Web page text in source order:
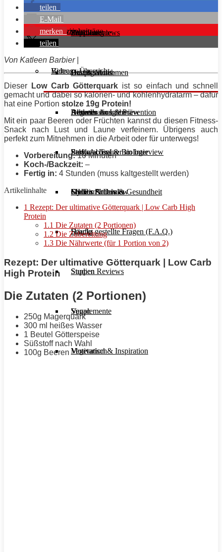
Supplemente
Ernährung
Diät & Abnehmen
Regeneration & Prävention
Stoffwechsel & Biologie
Frauen Fitness & Gesundheit
Häufig gestellte Fragen (F.A.Q.)
Studien Reviews
Supplemente
Motivation & Inspiration
Produktreviews
Buchreviews
Hauptgerichte
Desserts
Salate
Shakes & Drinks
Snacks
Suppen
Vegan
Vegetarisch
Interviews
Athleten im Interview
Personal Trainer im Interview
Gym im Interview
Videos
Magazinbeiträge
Aktuelle Ausgabe
Early Access
MHRx Archiv
Beitrags-Übersicht
teilen
E-Mail
merken
teilen
Von Katleen Barbier|
Dieser Low Carb Götterquark ist so einfach und schnell
gemacht und dabei so kalorien- und kohlenhydratarm – dafür
hat eine Portion stolze 19g Protein!
Mit ein paar Beeren oder Früchten kannst du diesen Fitness-
Snack nach Lust und Laune verfeinern. Übrigens auch
perfekt zum Mitnehmen in die Arbeit oder für unterwegs!
Vorbereitung:10 Minuten
Koch-/Backzeit: –
Fertig in: 4 Stunden (muss kaltgestellt werden)
Artikelinhalte
1 Rezept: Der ultimative Götterquark | Low Carb High
Protein
1.1 Die Zutaten (2 Portionen)
1.2 Die Zubereitung
1.3 Die Nährwerte (für 1 Portion von 2)
Rezept: Der ultimative Götterquark | Low Carb
High Protein
Die Zutaten (2 Portionen)
250g Magerquark
300 ml heißes Wasser
1 Beutel Götterspeise
Süßstoff nach Wahl
100g Beeren